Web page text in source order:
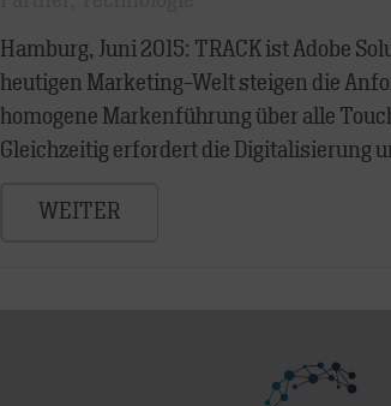
Hamburg, Juni 2015: TRACK ist Adobe
heutigen Marketing-Welt steigen die
homogene Markenführung über alle
Gleichzeitig erfordert die Digitalisierung
WEITER